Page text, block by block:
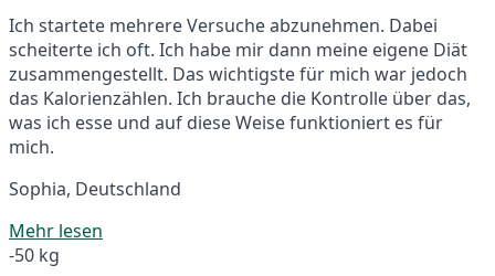
Ich startete mehrere Versuche abzunehmen. Dabei
scheiterte ich oft. Ich habe mir dann meine eigene Diät
zusammengestellt. Das wichtigste für mich war jedoch
das Kalorienzählen. Ich brauche die Kontrolle über das,
was ich esse und auf diese Weise funktioniert es für
mich.
Sophia, Deutschland
Mehr lesen
-50 kg